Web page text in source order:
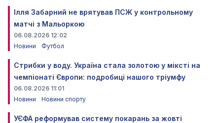
Ілля Забарний не врятував ПСЖ у контрольному
матчі з Мальоркою
06.08.2026 12:02
Новини
Футбол
Стрибки у воду. Україна стала золотою у міксті на
чемпіонаті Європи: подробиці нашого тріумфу
06.08.2026 11:01
Новини
Новини спорту
УЄФА реформував систему покарань за жовті